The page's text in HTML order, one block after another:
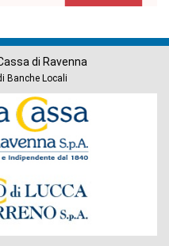
di Ravenna
Banche Locali